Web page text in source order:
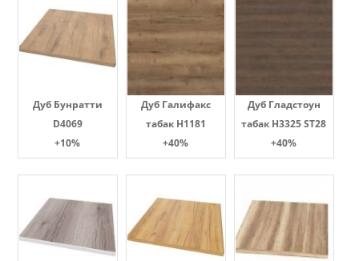
Дуб Бунратти
D4069
+10%
Дуб Галифакс
табак Н1181
+40%
Дуб Гладстоун
табак H3325 ST28
+40%